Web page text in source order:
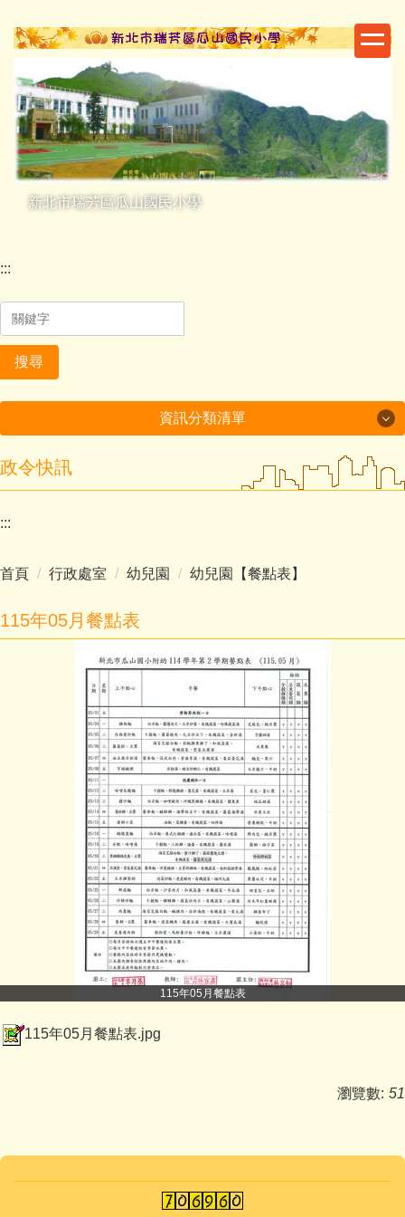
到
主
要
內
容
區
新北市瑞芳區瓜山國民小學
:::
搜尋
資訊分類清單
最新消息
榮譽事項
政令快訊
:::
首頁 行政處室 幼兒園 幼兒園【餐點表】
115年05月餐點表
115年05月餐點表
115年05月餐點表.jpg
瀏覽數: 51